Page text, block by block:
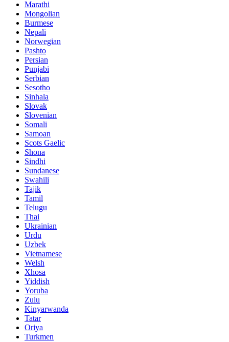
Marathi
Mongolian
Burmese
Nepali
Norwegian
Pashto
Persian
Punjabi
Serbian
Sesotho
Sinhala
Slovak
Slovenian
Somali
Samoan
Scots Gaelic
Shona
Sindhi
Sundanese
Swahili
Tajik
Tamil
Telugu
Thai
Ukrainian
Urdu
Uzbek
Vietnamese
Welsh
Xhosa
Yiddish
Yoruba
Zulu
Kinyarwanda
Tatar
Oriya
Turkmen